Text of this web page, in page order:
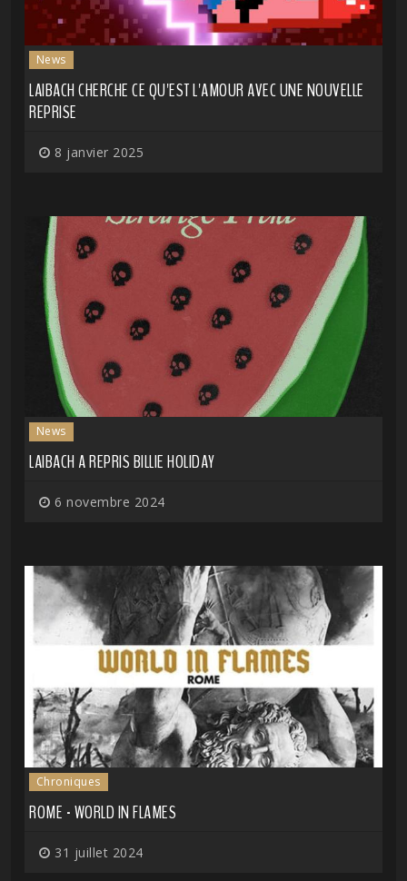
News
LAIBACH CHERCHE CE QU'EST L'AMOUR AVEC UNE NOUVELLE
REPRISE
8 janvier 2025
News
LAIBACH A REPRIS BILLIE HOLIDAY
6 novembre 2024
Chroniques
ROME - WORLD IN FLAMES
31 juillet 2024